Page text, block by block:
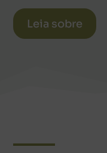
Leia sobre